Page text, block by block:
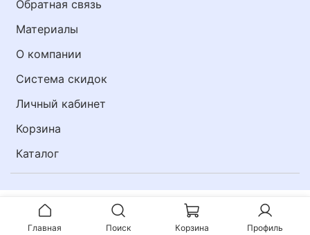
Обратная связь
Материалы
О компании
Система скидок
Личный кабинет
Корзина
Каталог
Главная Поиск Корзина Профиль